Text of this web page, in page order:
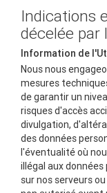
Indications
décelée par
Information de
Nous nous
mesures
de garantir un
risques d'accès
divulgation,
des données
l'éventualité où
illégal aux
sur nos serveurs